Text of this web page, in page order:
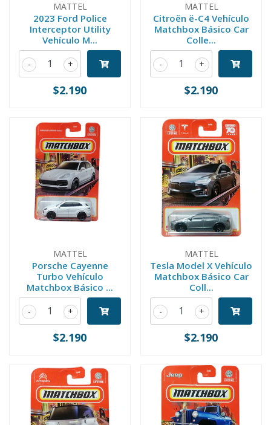
MATTEL
2023 Ford Police
Interceptor Utility
Vehículo M...
+
-
$2.190
MATTEL
Citroën ë-C4 Vehículo
Matchbox Básico Car
Colle...
+
-
$2.190
MATTEL
Porsche Cayenne
Turbo Vehículo
Matchbox Básico ...
+
-
$2.190
MATTEL
Tesla Model X Vehículo
Matchbox Básico Car
Coll...
+
-
$2.190